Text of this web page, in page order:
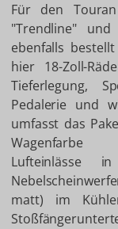
Für den
"Trendline"
ebenfalls
hier 18-Zoll-
Tieferlegung,
Pedalerie und
umfasst das
Wagenfarbe
Lufteinlässe
matt) im